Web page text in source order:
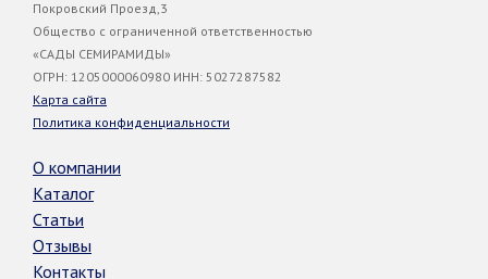
Покровский Проезд,3
Общество с ограниченной ответственностью
«САДЫ СЕМИРАМИДЫ»
ОГРН: 1205000060980 ИНН: 5027287582
Карта сайта
Политика конфиденциальности
О компании
Каталог
Статьи
Отзывы
Контакты